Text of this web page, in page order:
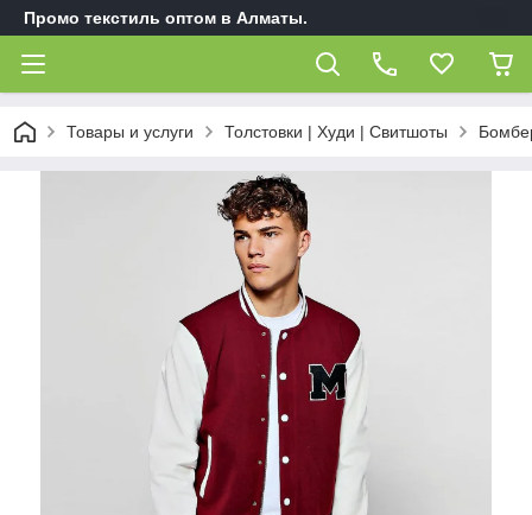
Промо текстиль оптом в Алматы.
Товары и услуги Толстовки | Худи | Свитшоты